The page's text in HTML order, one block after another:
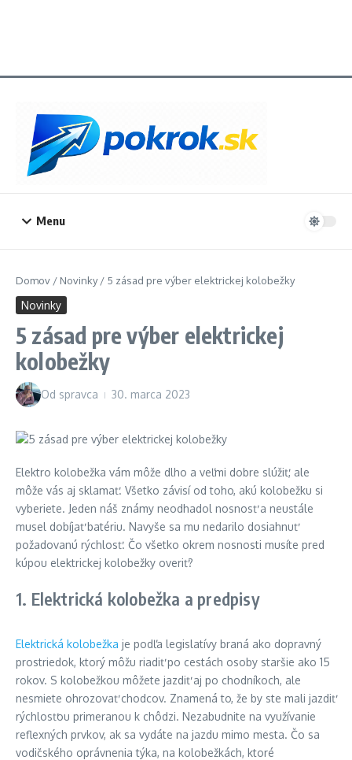
Menu
Domov / Novinky/ 5 zásad pre výber elektrickej kolobežky
Novinky
5 zásad pre výber elektrickej
kolobežky
Od spravca 30. marca 2023
Elektro kolobežka vám môže dlho a veľmi dobre slúžiť, ale
môže vás aj sklamať. Všetko závisí od toho, akú kolobežku si
vyberiete. Jeden náš známy neodhadol nosnosť a neustále
musel dobíjať batériu. Navyše sa mu nedarilo dosiahnuť
požadovanú rýchlosť. Čo všetko okrem nosnosti musíte pred
kúpou elektrickej kolobežky overiť?
1. Elektrická kolobežka a predpisy
Elektrická kolobežka je podľa legislatívy braná ako dopravný
prostriedok, ktorý môžu riadiť po cestách osoby staršie ako 15
rokov. S kolobežkou môžete jazdiť aj po chodníkoch, ale
nesmiete ohrozovať chodcov. Znamená to, že by ste mali jazdiť
rýchlosťou primeranou k chôdzi. Nezabudnite na využívanie
reflexných prvkov, ak sa vydáte na jazdu mimo mesta. Čo sa
vodičského oprávnenia týka, na kolobežkách, ktoré